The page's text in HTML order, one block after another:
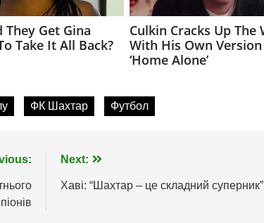
ФК Шахтар Футбол
Next:
Хаві: “Шахтар – це складний суперник”